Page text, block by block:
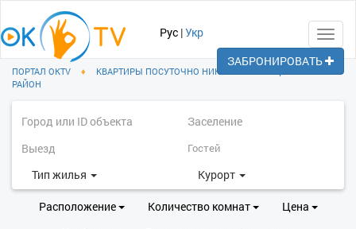
Рус |Укр
ПОРТАЛ OKTV ♦ КВАРТИРЫ ПОСУТОЧНО НИКОЛАЕВ
РАЙОН
Тип жилья Курорт
Расположение Количество комнат
Цена
ЗАБРОНИРОВАТЬ